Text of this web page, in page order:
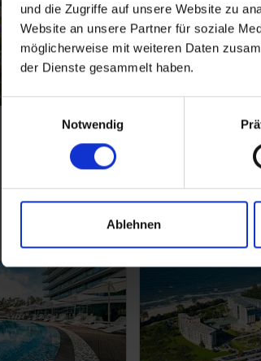
und die Zugriffe auf unsere Website zu
Website an unsere Partner für soziale
möglicherweise mit weiteren Daten
der Dienste gesammelt haben.
Einwilligungsauswahl
Notwendig
Ablehnen
Wir